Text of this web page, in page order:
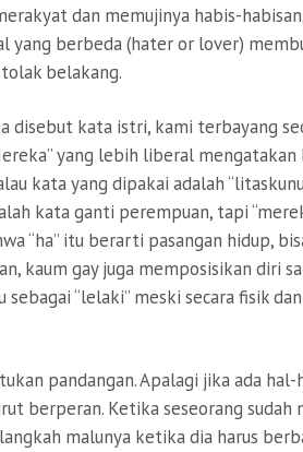
dan memujinya habis-
yang berbeda (hater or lover)
belakang.
disebut kata istri, kami terbayang
yang lebih liberal mengatakan
kata yang dipakai adalah “litaskunu
kata ganti perempuan, tapi
“ha” itu berarti pasangan hidup,
kaum gay juga memposisikan diri
sebagai “lelaki” meski secara fisik
pandangan. Apalagi jika ada
berperan. Ketika seseorang sudah
malunya ketika dia harus